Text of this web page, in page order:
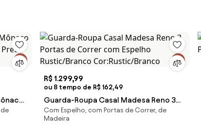
R$ 1.299,99
ou 8 tempo de R$ 162,49
Guarda-Roupa Casal Madesa Reno 3
Portas de Correr com Espelho
Rustic/Branco Cor:Rustic/Branco
Com Espelho, com Portas de Correr, de
Madeira